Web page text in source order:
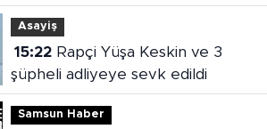
Asayiş
15:22Rapçi Yüşa Keskin ve 3
şüpheli adliyeye sevk edildi
Samsun Haber